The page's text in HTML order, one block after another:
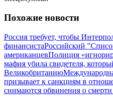
Похожие новости
Россия требует, чтобы
финансистаРоссийский
американцевПолиция
мафия убила свидетеля,
Великобританию
призывает к санкциям в
снимаются обвинения о